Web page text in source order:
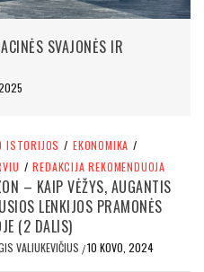
SVAJONĖS IR
ISTORIJOS / EKONOMIKA /
/ REDAKCIJA REKOMENDUOJA
– KAIP VĖŽYS, AUGANTIS
LENKIJOS PRAMONĖS
(2 DALIS)
VALIUKEVIČIUS /10 KOVO, 2024